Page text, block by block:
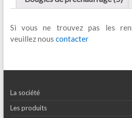
Si vous ne trouvez pas les
veuillez nous contacter
La société
Les produits